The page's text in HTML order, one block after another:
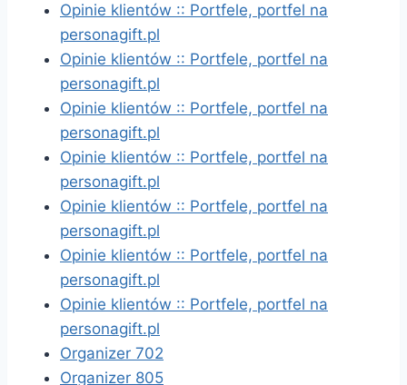
Opinie klientów :: Portfele, portfel na
personagift.pl
Opinie klientów :: Portfele, portfel na
personagift.pl
Opinie klientów :: Portfele, portfel na
personagift.pl
Opinie klientów :: Portfele, portfel na
personagift.pl
Opinie klientów :: Portfele, portfel na
personagift.pl
Opinie klientów :: Portfele, portfel na
personagift.pl
Opinie klientów :: Portfele, portfel na
personagift.pl
Organizer 702
Organizer 805